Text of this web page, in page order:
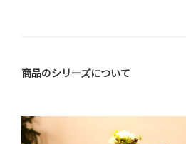
商品のシリーズについて